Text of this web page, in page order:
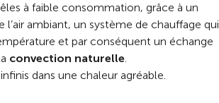
à faible consommation, grâce à un
ambiant, un système de chauffage qui
et par conséquent un échange
convection naturelle.
dans une chaleur agréable.